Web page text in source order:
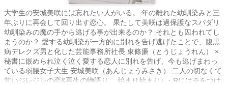
大学生の安城美咲には忘れたい人がいる。 年の離れた幼馴染みと三
年ぶりに再会して回り出す恋心。 果たして美咲は過保護なスパダリ
幼馴染みの魔の手から逃げる事が出来るのか？ それとも囚われてし
まうのか？ 愛する幼馴染が一方的に別れを告げ逃げたことで、腹黒
病デレクズ男と化した芸能事務所社長 東條廉（とうじょうれん） ×
秘書に嵌められ泣く泣く愛する恋人に別れを告げ、今も逃げまわっ
ている弱腰女子大生 安城美咲（あんじょうみさき） 二人の切なくて
甘いジレジレの恋&再生の物語り。 始まり始まり♪ ・Rには※をつけ